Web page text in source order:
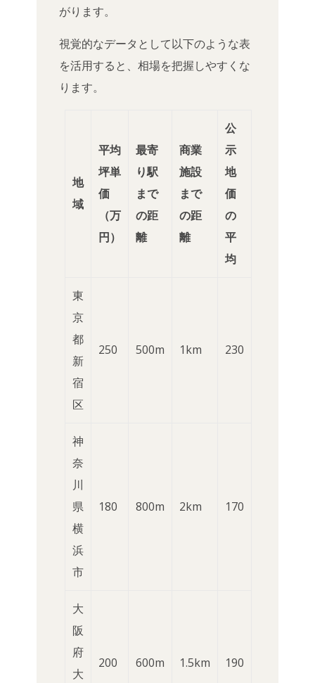
がります。
視覚的なデータとして以下のような表
を活用すると、相場を把握しやすくな
ります。
地
域
平均
坪単
価
（万
円）
最寄
り駅
まで
の距
離
商業
施設
まで
の距
離
公
示
地
価
の
平
均
東
京
都
新
宿
区
250 500m 1km 230
神
奈
川
県
横
浜
市
180 800m 2km 170
大
阪
府
大
200 600m 1.5km 190